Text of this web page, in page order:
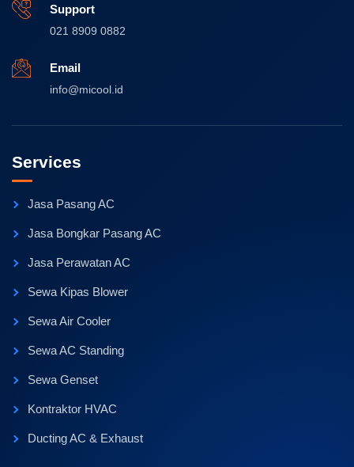
Support
021 8909 0882
Email
info@micool.id
Services
Jasa Pasang AC
Jasa Bongkar Pasang AC
Jasa Perawatan AC
Sewa Kipas Blower
Sewa Air Cooler
Sewa AC Standing
Sewa Genset
Kontraktor HVAC
Ducting AC & Exhaust